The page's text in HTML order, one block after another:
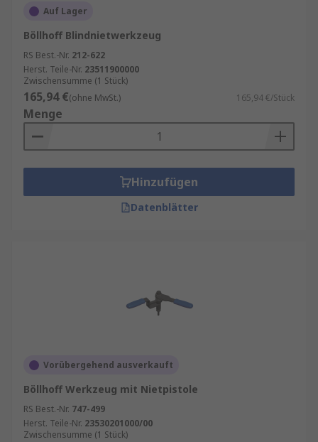
Auf Lager
Böllhoff Blindnietwerkzeug
RS Best.-Nr. 212-622
Herst. Teile-Nr. 23511900000
Zwischensumme (1 Stück)
165,94 €(ohne MwSt.) 165,94 €/Stück
Menge
Hinzufügen
Datenblätter
Vorübergehend ausverkauft
Böllhoff Werkzeug mit Nietpistole
RS Best.-Nr. 747-499
Herst. Teile-Nr. 23530201000/00
Zwischensumme (1 Stück)